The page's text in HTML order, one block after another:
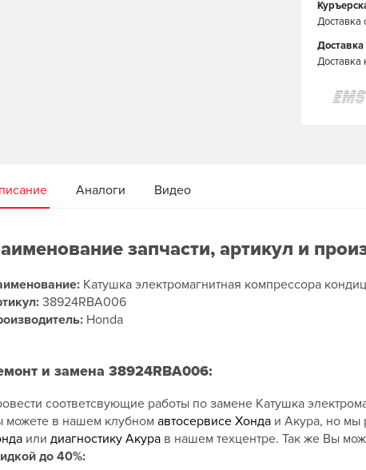
Доставка
Доставка
Аналоги Видео
запчасти, артикул и
Катушка электромагнитная компрессора
38924RBA006
Honda
и замена 38924RBA006:
соответсвующие работы по замене Катушка
можете в нашем клубном автосервисе Хонда и Акура, но мы
или диагностику Акура в нашем техцентре. Так же Вы
до 40%: